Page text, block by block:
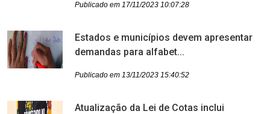
Publicado em 17/11/2023 10:07:28
Estados e municípios devem apresentar
demandas para alfabet...
Publicado em 13/11/2023 15:40:52
Atualização da Lei de Cotas inclui